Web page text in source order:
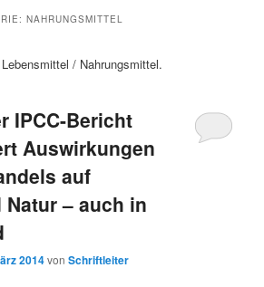
NAHRUNGSMITTEL
/ Nahrungsmittel.
IPCC-Bericht
Auswirkungen
auf
– auch in
2014vonSchriftleiter